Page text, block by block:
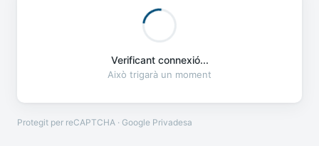
Verificant connexió...
Això trigarà un moment
Protegit per reCAPTCHA · Google Privadesa